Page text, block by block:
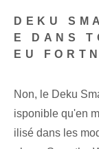
DEKU
E DANS
EU
Non, le Deku
isponible qu'en
ilisé dans les